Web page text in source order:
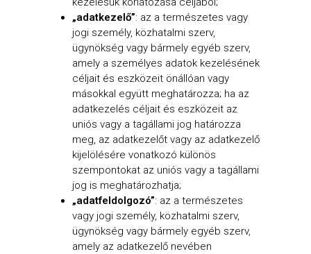
„adatkezelő”: az a természetes vagy
jogi személy, közhatalmi szerv,
ügynökség vagy bármely egyéb szerv,
amely a személyes adatok kezelésének
céljait és eszközeit önállóan vagy
másokkal együtt meghatározza; ha az
adatkezelés céljait és eszközeit az
uniós vagy a tagállami jog határozza
meg, az adatkezelőt vagy az adatkezelő
kijelölésére vonatkozó különös
szempontokat az uniós vagy a tagállami
jog is meghatározhatja;
„adatfeldolgozó”: az a természetes
vagy jogi személy, közhatalmi szerv,
ügynökség vagy bármely egyéb szerv,
amely az adatkezelő nevében